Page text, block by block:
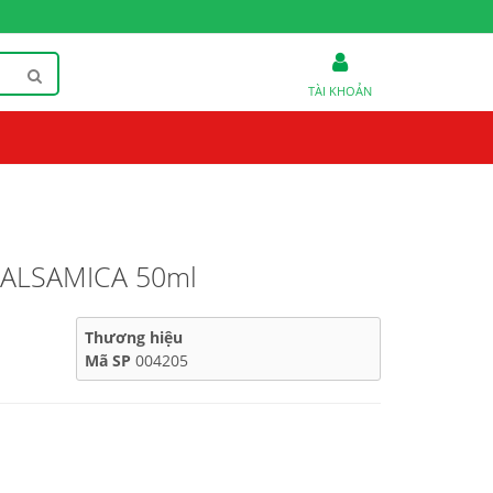
TÀI KHOẢN
50ml
Thương hiệu
Mã SP 004205